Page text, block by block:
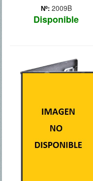
Nº: 2009B
Disponible
acontecimientos acaecidos
Vengadores, Steve Rogers,
alias el Capitán América,